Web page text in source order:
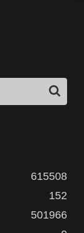
615508
152
501966